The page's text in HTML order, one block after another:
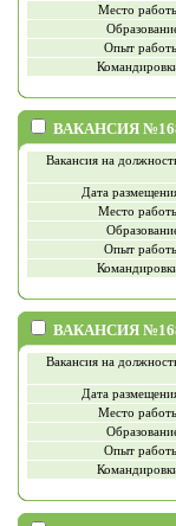
Место
Опыт
ВАКАНСИЯ
Вакансия на
Дата
Место
Опыт
ВАКАНСИЯ
Вакансия на
Дата
Место
Опыт